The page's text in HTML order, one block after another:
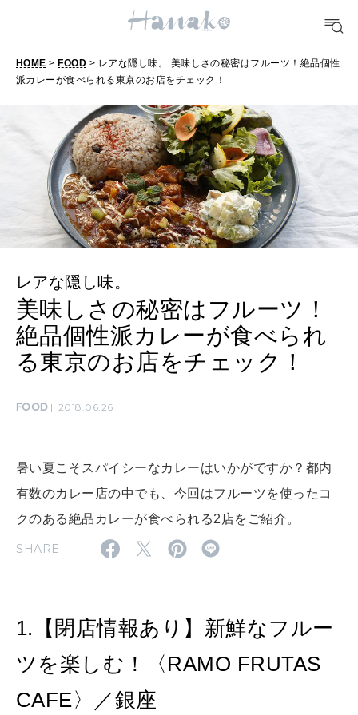
TRAVEL
FORTUNE
明日のわたし
[12星座別] Weekly Holoscope
[12星座別] Monthly Love Holoscope
女神まり愛のタロットメッセージ
算命学がわかる今月のあなた
HEALTH
LEARN
知る、考える
SUSTAINABLE
わたしができること
CULTURE
WORK&MONEY
HOME > FOOD > レアな隠し味。 美味しさの秘密はフルーツ！絶品個性
派カレーが食べられる東京のお店をチェック！
レアな隠し味。
美味しさの秘密はフルーツ！
絶品個性派カレーが食べられ
る東京のお店をチェック！
FOOD 2018.06.26
暑い夏こそスパイシーなカレーはいかがですか？都内
有数のカレー店の中でも、今回はフルーツを使ったコ
クのある絶品カレーが食べられる2店をご紹介。
SHARE
1.【閉店情報あり】新鮮なフルー
ツを楽しむ！〈RAMO FRUTAS
CAFE〉／銀座